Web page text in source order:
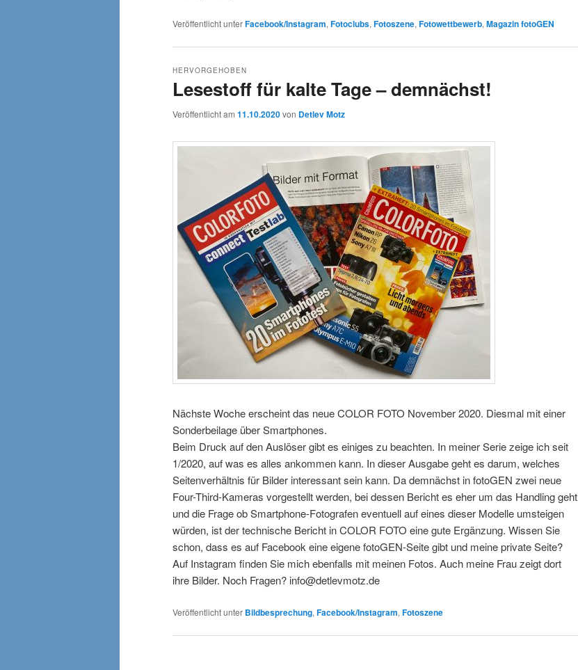
Veröffentlicht unterFacebook/Instagram, Fotoclubs, Fotoszene, Fotowettbewerb, Magazin fotoGEN
Lesestoff für kalte Tage – demnächst!
HERVORGEHOBEN
Veröffentlicht am 11.10.2020von Detlev Motz
Nächste Woche erscheint das neue COLOR FOTO November 2020. Diesmal mit einer
Sonderbeilage über Smartphones.
Beim Druck auf den Auslöser gibt es einiges zu beachten. In meiner Serie zeige ich seit
1/2020, auf was es alles ankommen kann. In dieser Ausgabe geht es darum, welches
Seitenverhältnis für Bilder interessant sein kann. Da demnächst in fotoGEN zwei neue
Four-Third-Kameras vorgestellt werden, bei dessen Bericht es eher um das Handling geht
und die Frage ob Smartphone-Fotografen eventuell auf eines dieser Modelle umsteigen
würden, ist der technische Bericht in COLOR FOTO eine gute Ergänzung. Wissen Sie
schon, dass es auf Facebook eine eigene fotoGEN-Seite gibt und meine private Seite?
Auf Instagram finden Sie mich ebenfalls mit meinen Fotos. Auch meine Frau zeigt dort
ihre Bilder. Noch Fragen? info@detlevmotz.de
Veröffentlicht unter Bildbesprechung, Facebook/Instagram, Fotoszene